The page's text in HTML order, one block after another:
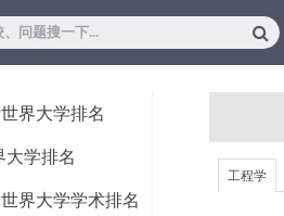
界大学排名
大学排名
世界大学学术排名
工程学